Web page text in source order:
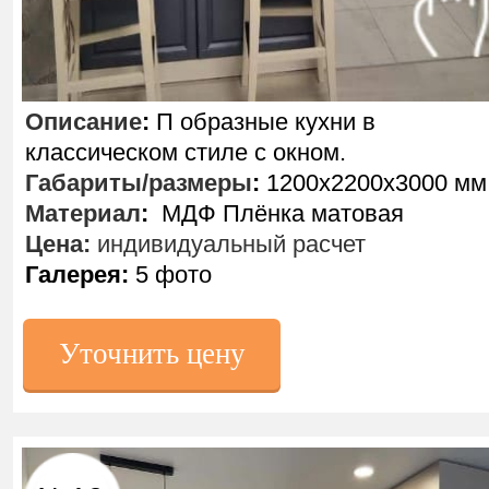
Уточнить цену
Описание: П образные кухни в
классическом стиле с окном.
Габариты/размеры: 1200х2200х3000
Материал: МДФ Плёнка матовая
Цена: индивидуальный расчет
Галерея: 5 фото